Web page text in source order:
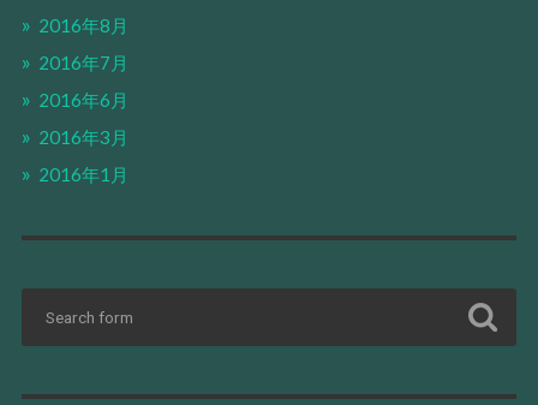
2016年8月
2016年7月
2016年6月
2016年3月
2016年1月